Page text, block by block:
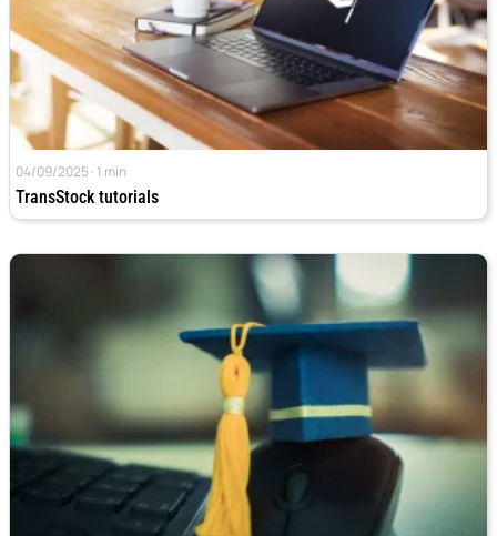
04/09/2025 · 1 min
TransStock tutorials